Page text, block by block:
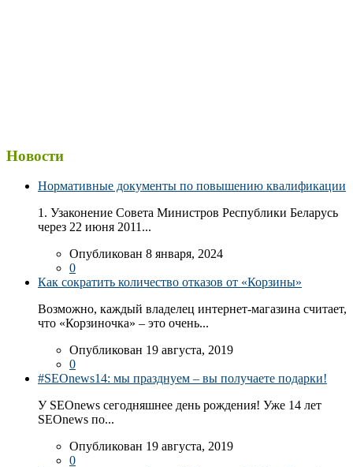
Новости
Нормативные документы по повышению квалификации
1. Узаконение Совета Министров Республики Беларусь
через 22 июня 2011...
Опубликован 8 января, 2024
0
Как сократить количество отказов от «Корзины»
Возможно, каждый владелец интернет-магазина считает,
что «Корзиночка» – это очень...
Опубликован 19 августа, 2019
0
#SEOnews14: мы празднуем – вы получаете подарки!
У SEOnews сегодняшнее день рождения! Уже 14 лет
SEOnews по...
Опубликован 19 августа, 2019
0